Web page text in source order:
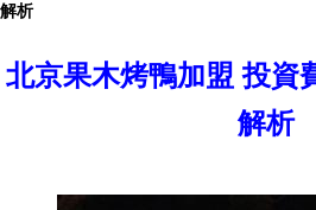
解析
北京果木烤鴨加盟 投資
解析